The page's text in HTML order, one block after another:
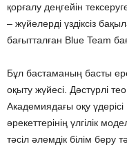
қорғалу деңгейін
– жүйелерді үздіксіз
бағытталған Blue Team
Бұл бастаманың басты
оқыту жүйесі. Дәстүрлі
Академиядағы оқу
әрекеттерінің үлгілік
тәсіл әлемдік білім беру